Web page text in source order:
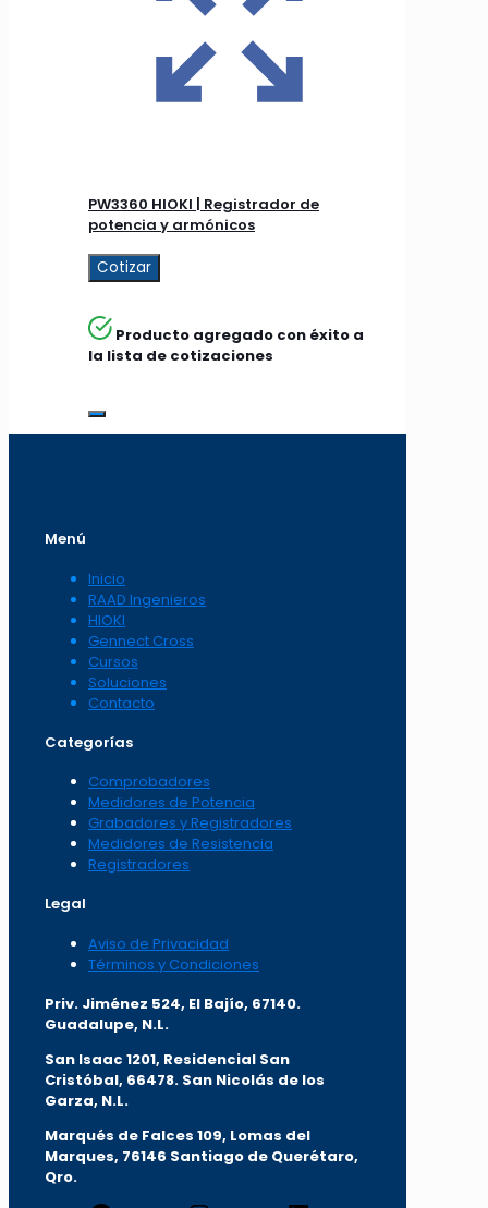
PW3360 HIOKI | Registrador de
potencia y armónicos
Cotizar
Producto agregado con éxito a
la lista de cotizaciones
Menú
Inicio
RAAD Ingenieros
HIOKI
Gennect Cross
Cursos
Soluciones
Contacto
Categorías
Comprobadores
Medidores de Potencia
Grabadores y Registradores
Medidores de Resistencia
Registradores
Legal
Aviso de Privacidad
Términos y Condiciones
Priv. Jiménez 524, El Bajío, 67140.
Guadalupe, N.L.
San Isaac 1201, Residencial San
Cristóbal, 66478. San Nicolás de los
Garza, N.L.
Marqués de Falces 109, Lomas del
Marques, 76146 Santiago de Querétaro,
Qro.